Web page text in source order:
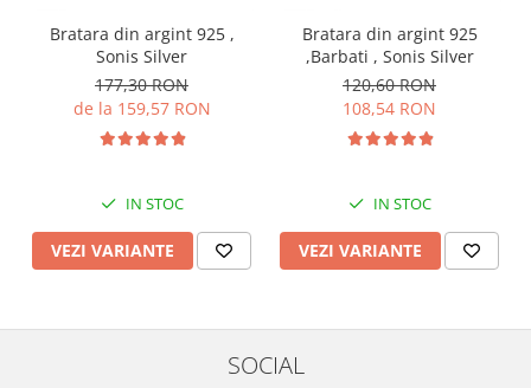
Bratara din argint 925 ,
Sonis Silver
177,30 RON
de la 159,57 RON
IN STOC
VEZI VARIANTE
Bratara din argint 925
,Barbati , Sonis Silver
120,60 RON
108,54 RON
IN STOC
VEZI VARIANTE
SOCIAL